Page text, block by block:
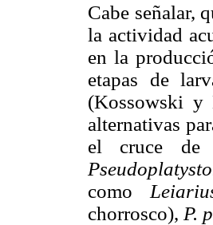
Cabe señalar,
la actividad
en la
etapas de
(Kossowski y
alternativas
el cruce de
como
chorrosco), P.